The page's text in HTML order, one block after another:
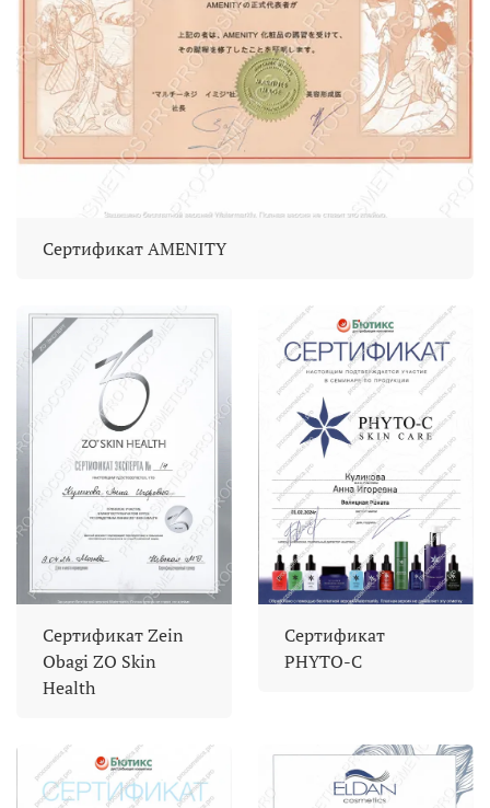
Сертификат AMENITY
Сертификат Zein
Obagi ZO Skin
Health
Сертификат
PHYTO-C